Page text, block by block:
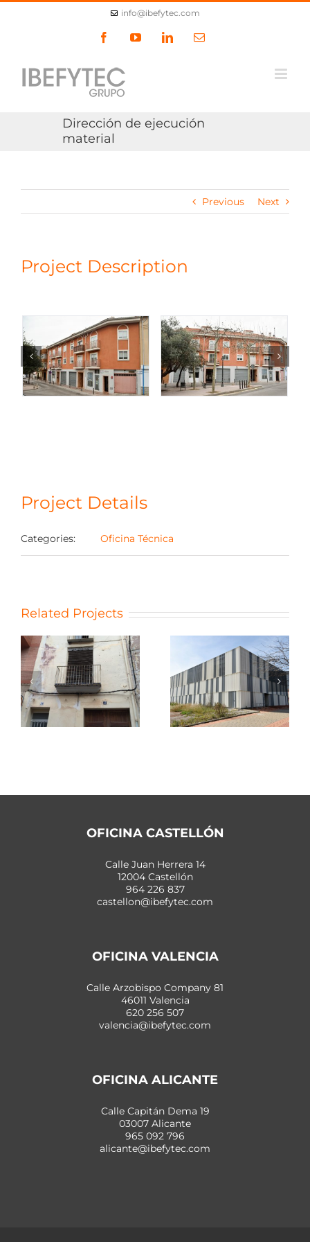
Skip
info@ibefytec.com
FacebookYouTubeLinkedInEmail
Dirección de ejecución
material
Previous Next
Project Description
Project Details
Categories: Oficina Técnica
Related Projects
MA1 Espaitec
OFICINA CASTELLÓN
Calle Juan Herrera 14
12004 Castellón
964 226 837
castellon@ibefytec.com
OFICINA VALENCIA
Calle Arzobispo Company 81
46011 Valencia
620 256 507
valencia@ibefytec.com
OFICINA ALICANTE
Calle Capitán Dema 19
03007 Alicante
965 092 796
alicante@ibefytec.com